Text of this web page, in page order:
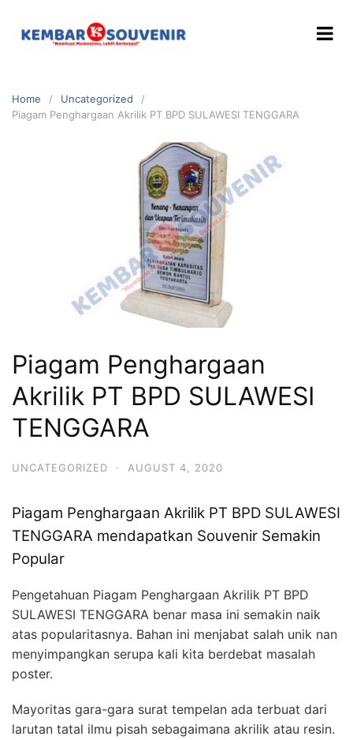
Home
Uncategorized
Piagam Penghargaan Akrilik PT BPD SULAWESI TENGGARA
Piagam Penghargaan
Akrilik PT BPD SULAWESI
TENGGARA
UNCATEGORIZED · AUGUST 4, 2020
Piagam Penghargaan Akrilik PT BPD SULAWESI
TENGGARA mendapatkan Souvenir Semakin
Popular
Pengetahuan Piagam Penghargaan Akrilik PT BPD
SULAWESI TENGGARA benar masa ini semakin naik
atas popularitasnya. Bahan ini menjabat salah unik nan
menyimpangkan serupa kali kita berdebat masalah
poster.
Mayoritas gara-gara surat tempelan ada terbuat dari
larutan tatal ilmu pisah sebagaimana akrilik atau resin.